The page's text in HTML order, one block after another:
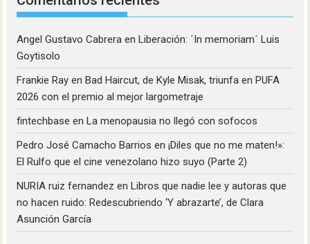
Angel Gustavo Cabrera enLiberación: ´In memoriam´ Luis
Goytisolo
Frankie Ray enBad Haircut, de Kyle Misak, triunfa en PUFA
2026 con el premio al mejor largometraje
fintechbase enLa menopausia no llegó con sofocos
Pedro José Camacho Barrios en¡Diles que no me maten!»:
El Rulfo que el cine venezolano hizo suyo (Parte 2)
NURIA ruiz fernandez enLibros que nadie lee y autoras que
no hacen ruido: Redescubriendo ‘Y abrazarte’, de Clara
Asunción García